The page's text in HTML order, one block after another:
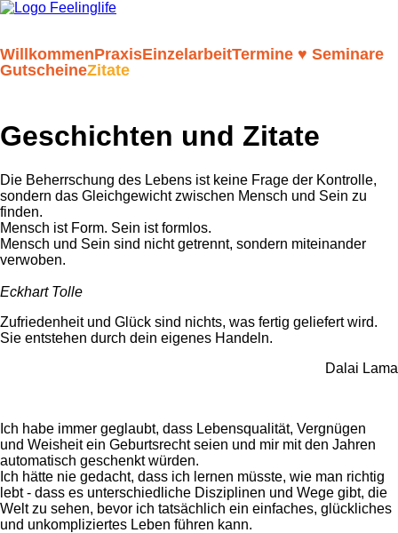
überspringen
WillkommenPraxisEinzelarbeitTermine ♥ Seminare
GutscheineZitate
Geschichten und Zitate
Die Beherrschung des Lebens ist keine Frage der Kontrolle,
sondern das Gleichgewicht zwischen Mensch und Sein zu
finden.
Mensch ist Form. Sein ist formlos.
Mensch und Sein sind nicht getrennt, sondern miteinander
verwoben.
Eckhart Tolle
Zufriedenheit und Glück sind nichts, was fertig geliefert wird.
Sie entstehen durch dein eigenes Handeln.
Dalai Lama
Ich habe immer geglaubt, dass Lebensqualität, Vergnügen
und Weisheit ein Geburtsrecht seien und mir mit den Jahren
automatisch geschenkt würden.
Ich hätte nie gedacht, dass ich lernen müsste, wie man richtig
lebt - dass es unterschiedliche Disziplinen und Wege gibt, die
Welt zu sehen, bevor ich tatsächlich ein einfaches, glückliches
und unkompliziertes Leben führen kann.